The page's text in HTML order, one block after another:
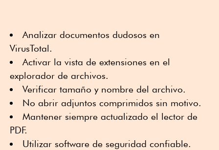
Analizar documentos dudosos en
VirusTotal.
Activar la vista de extensiones en el
explorador de archivos.
Verificar tamaño y nombre del archivo.
No abrir adjuntos comprimidos sin motivo.
Mantener siempre actualizado el lector de
PDF.
Utilizar software de seguridad confiable.